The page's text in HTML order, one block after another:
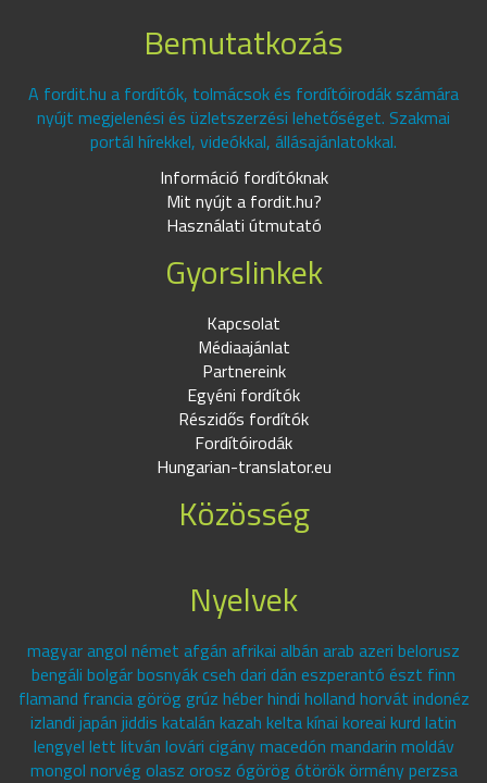
Bemutatkozás
A fordit.hu a fordítók, tolmácsok és fordítóirodák számára
nyújt megjelenési és üzletszerzési lehetőséget. Szakmai
portál hírekkel, videókkal, állásajánlatokkal.
Információ fordítóknak
Mit nyújt a fordit.hu?
Használati útmutató
Gyorslinkek
Kapcsolat
Médiaajánlat
Partnereink
Egyéni fordítók
Részidős fordítók
Fordítóirodák
Hungarian-translator.eu
Közösség
Nyelvek
magyar angol német afgán afrikai albán arab azeri belorusz
bengáli bolgár bosnyák cseh dari dán eszperantó észt finn
flamand francia görög grúz héber hindi holland horvát indonéz
izlandi japán jiddis katalán kazah kelta kínai koreai kurd latin
lengyel lett litván lovári cigány macedón mandarin moldáv
mongol norvég olasz orosz ógörög ótörök örmény perzsa